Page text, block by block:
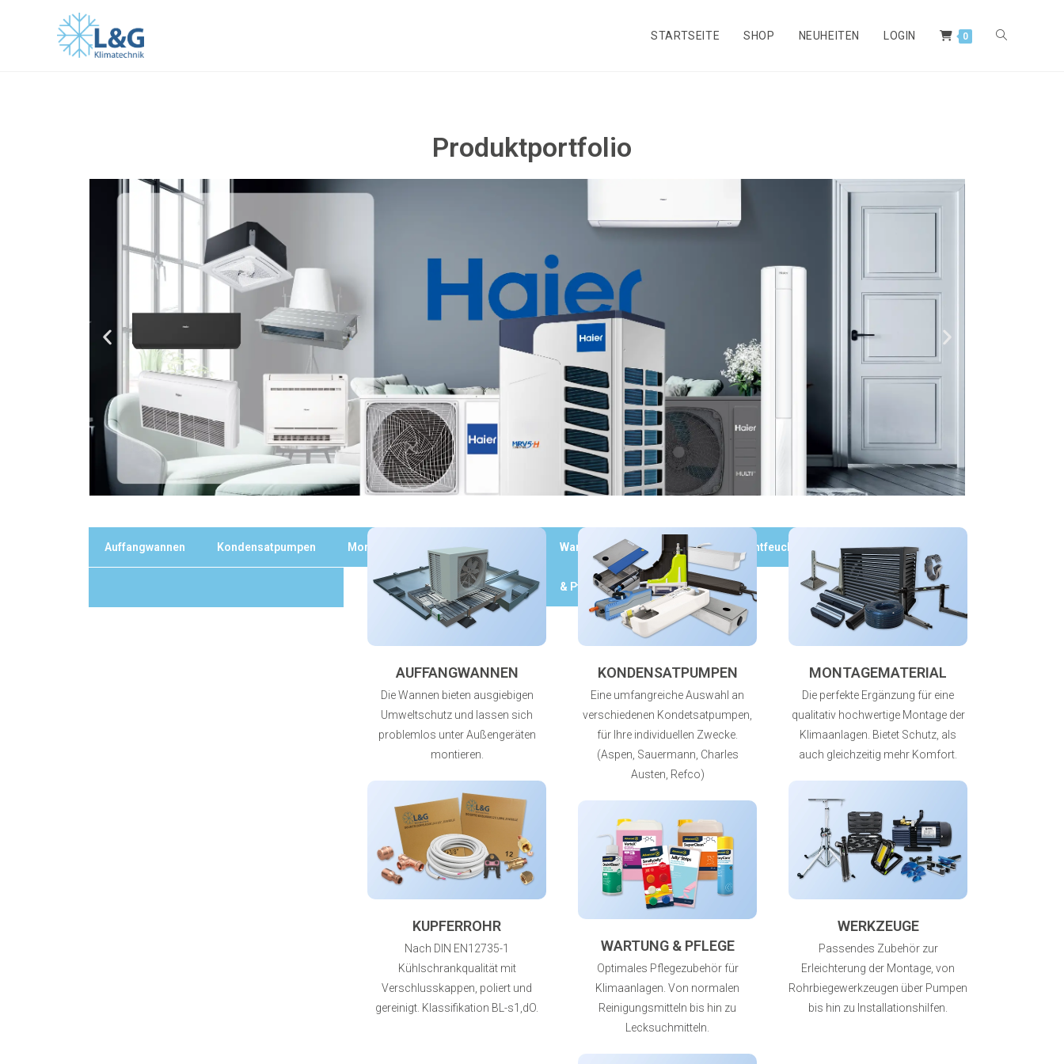
STARTSEITE SHOP NEUHEITEN LOGIN 0
Produktportfolio
Auffangwannen Kondensatpumpen Montagematerial Kupferrohr Wartung
& Pflege
Werkzeuge Luftentfeuchter
AUFFANGWANNEN
Die Wannen bieten ausgiebigen
Umweltschutz und lassen sich
problemlos unter Außengeräten
montieren.
KUPFERROHR
Nach DIN EN12735-1
Kühlschrankqualität mit
Verschlusskappen, poliert und
gereinigt. Klassifikation BL-s1,dO.
KONDENSATPUMPEN
Eine umfangreiche Auswahl an
verschiedenen Kondetsatpumpen,
für Ihre individuellen Zwecke.
(Aspen, Sauermann, Charles
Austen, Refco)
WARTUNG & PFLEGE
Optimales Pflegezubehör für
Klimaanlagen. Von normalen
Reinigungsmitteln bis hin zu
Lecksuchmitteln.
MONTAGEMATERIAL
Die perfekte Ergänzung für eine
qualitativ hochwertige Montage der
Klimaanlagen. Bietet Schutz, als
auch gleichzeitig mehr Komfort.
WERKZEUGE
Passendes Zubehör zur
Erleichterung der Montage, von
Rohrbiegewerkzeugen über Pumpen
bis hin zu Installationshilfen.